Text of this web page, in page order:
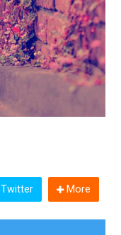
Twitter More